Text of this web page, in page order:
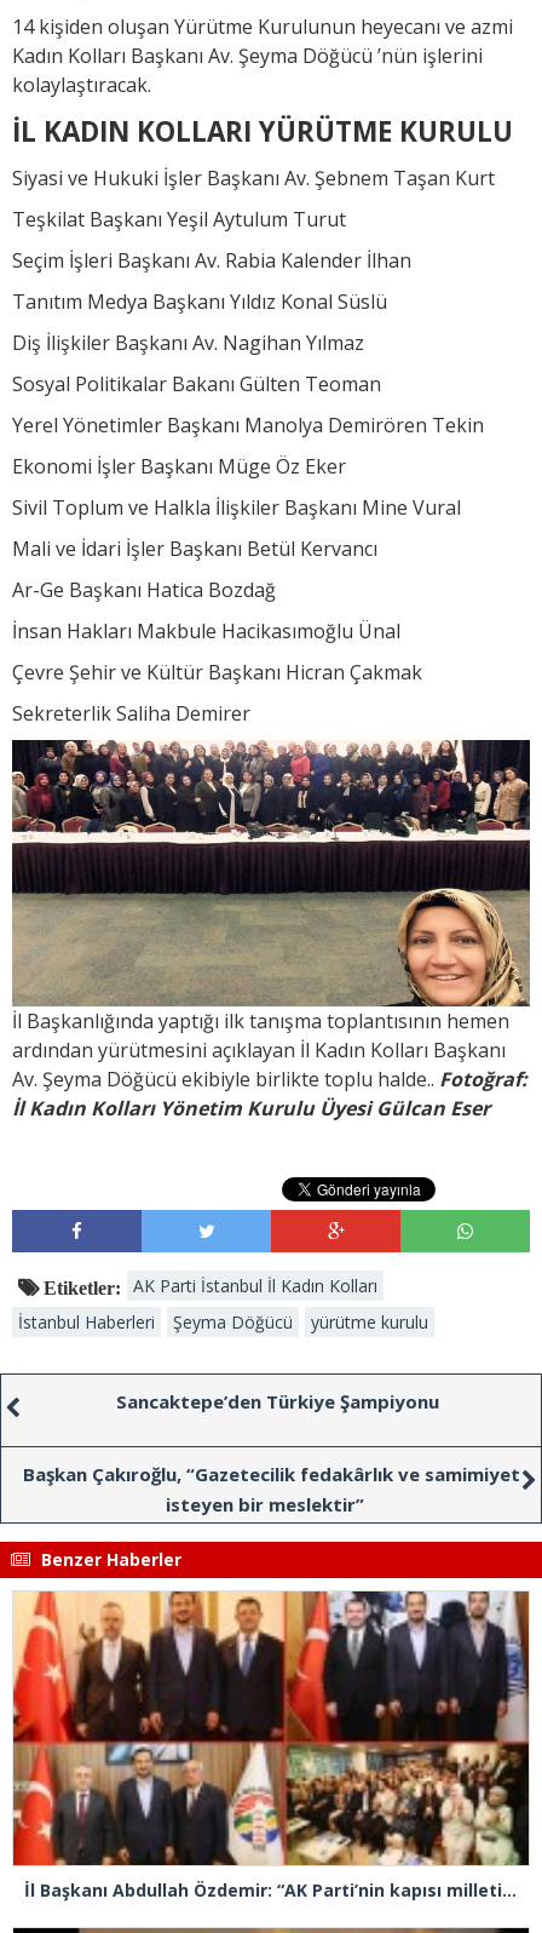
14 kişiden oluşan Yürütme Kurulunun heyecanı ve azmi
Kadın Kolları Başkanı Av. Şeyma Döğücü ’nün işlerini
kolaylaştıracak.
İL KADIN KOLLARI YÜRÜTME KURULU
Siyasi ve Hukuki İşler Başkanı Av. Şebnem Taşan Kurt
Teşkilat Başkanı Yeşil Aytulum Turut
Seçim İşleri Başkanı Av. Rabia Kalender İlhan
Tanıtım Medya Başkanı Yıldız Konal Süslü
Diş İlişkiler Başkanı Av. Nagihan Yılmaz
Sosyal Politikalar Bakanı Gülten Teoman
Yerel Yönetimler Başkanı Manolya Demirören Tekin
Ekonomi İşler Başkanı Müge Öz Eker
Sivil Toplum ve Halkla İlişkiler Başkanı Mine Vural
Mali ve İdari İşler Başkanı Betül Kervancı
Ar-Ge Başkanı Hatica Bozdağ
İnsan Hakları Makbule Hacikasımoğlu Ünal
Çevre Şehir ve Kültür Başkanı Hicran Çakmak
Sekreterlik Saliha Demirer
İl Başkanlığında yaptığı ilk tanışma toplantısının hemen
ardından yürütmesini açıklayan İl Kadın Kolları Başkanı
Av. Şeyma Döğücü ekibiyle birlikte toplu halde.. Fotoğraf:
İl Kadın Kolları Yönetim Kurulu Üyesi Gülcan Eser
Etiketler:
AK Parti İstanbul İl Kadın Kolları
İstanbul Haberleri
Şeyma Döğücü yürütme kurulu
Sancaktepe’den Türkiye Şampiyonu
Başkan Çakıroğlu, “Gazetecilik fedakârlık ve samimiyet
isteyen bir meslektir”
Benzer Haberler
İl Başkanı Abdullah Özdemir: “AK Parti’nin kapısı milletine hizmet etmek isteyen herkese açıktır”